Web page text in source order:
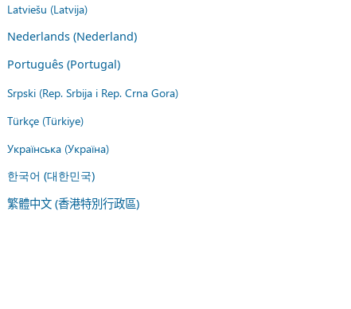
Latviešu (Latvija)
Nederlands (Nederland)
Português (Portugal)
Srpski (Rep. Srbija i Rep. Crna Gora)
Türkçe (Türkiye)
Українська (Україна)
한국어 (대한민국)
繁體中文 (香港特別行政區)